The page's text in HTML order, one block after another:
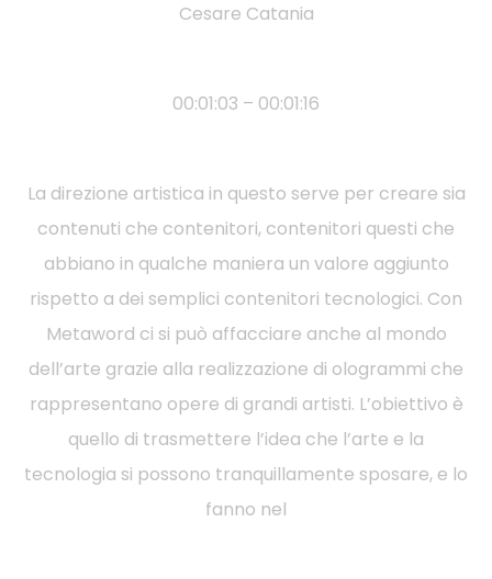
Cesare Catania
00:01:03 – 00:01:16
La direzione artistica in questo serve per creare sia
contenuti che contenitori, contenitori questi che
abbiano in qualche maniera un valore aggiunto
rispetto a dei semplici contenitori tecnologici. Con
Metaword ci si può affacciare anche al mondo
dell’arte grazie alla realizzazione di ologrammi che
rappresentano opere di grandi artisti. L’obiettivo è
quello di trasmettere l’idea che l’arte e la
tecnologia si possono tranquillamente sposare, e lo
fanno nel